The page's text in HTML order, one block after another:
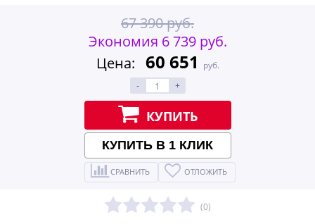
67 390 руб.
Экономия 6 739 руб.
Цена: 60 651
руб.
-
+
КУПИТЬ
КУПИТЬ В 1 КЛИК
СРАВНИТЬ ОТЛОЖИТЬ
(0)